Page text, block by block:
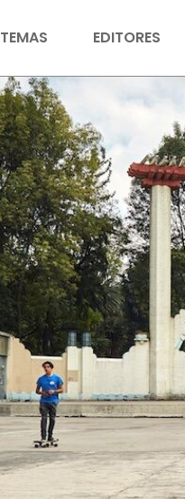
TEMAS EDITORES